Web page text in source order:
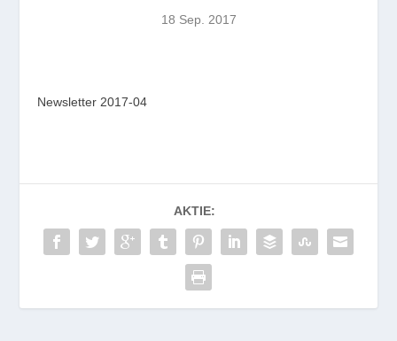
18 Sep. 2017
Newsletter 2017-04
AKTIE: